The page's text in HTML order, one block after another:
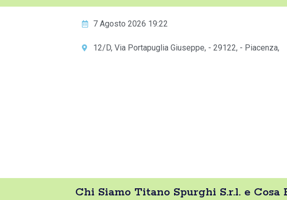
7 Agosto 2026 19:22
12/D, Via Portapuglia Giuseppe, - 29122, - Piacenza,
Chi Siamo Titano Spurghi S.r.l. e Cosa